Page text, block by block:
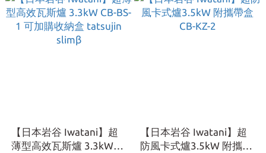
【日本岩谷 Iwatani】超
薄型高效瓦斯爐 3.3kW
【日本岩谷 Iwatani】超
防風卡式爐3.5kW 附攜帶